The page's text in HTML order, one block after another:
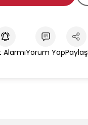
AlarmıYorum YapPaylaş